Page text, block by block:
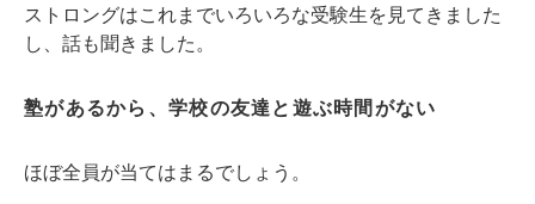
ストロングはこれまでいろいろな受験生を見てきました
し、話も聞きました。
塾があるから、学校の友達と遊ぶ時間がない
ほぼ全員が当てはまるでしょう。